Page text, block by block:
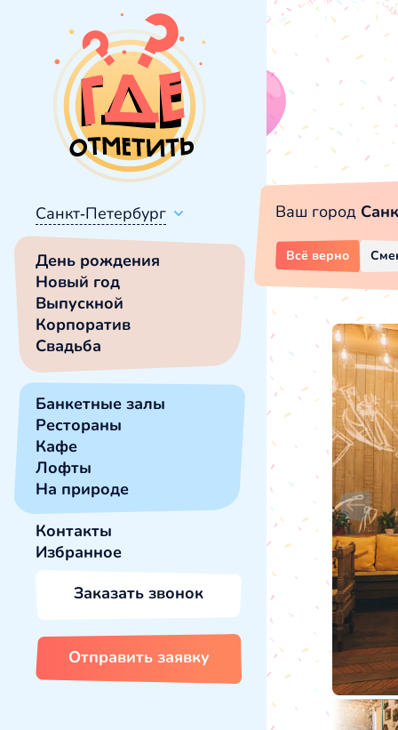
Санкт-Петербург
День рождения
Новый год
Выпускной
Корпоратив
Свадьба
Банкетные залы
Рестораны
Кафе
Лофты
На природе
Контакты
Избранное
Заказать звонок
Отправить заявку
Ваш город
Всё верно